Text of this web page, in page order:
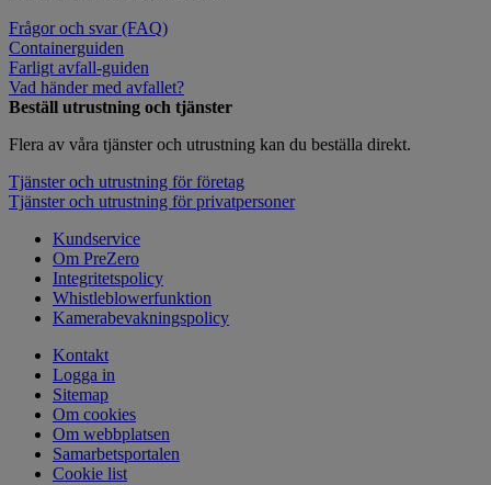
Frågor och svar (FAQ)
Containerguiden
Farligt avfall-guiden
Vad händer med avfallet?
Beställ utrustning och tjänster
Flera av våra tjänster och utrustning kan du beställa direkt.
Tjänster och utrustning för företag
Tjänster och utrustning för privatpersoner
Kundservice
Om PreZero
Integritetspolicy
Whistleblowerfunktion
Kamerabevakningspolicy
Kontakt
Logga in
Sitemap
Om cookies
Om webbplatsen
Samarbetsportalen
Cookie list